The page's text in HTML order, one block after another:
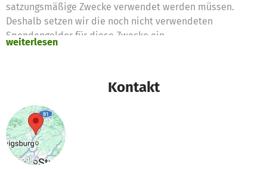
satzungsmäßige Zwecke verwendet werden müssen.
Deshalb setzen wir die noch nicht verwendeten
Spendengelder für diese Zwecke ein
weiterlesen
Kontakt